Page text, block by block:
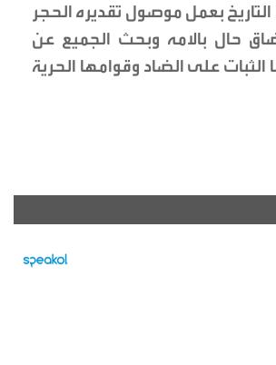
بعمل موصول تقديره الحجر
حال بالامه وبحث الجميع عن
الثبات على الضاد وقوامها الحرية